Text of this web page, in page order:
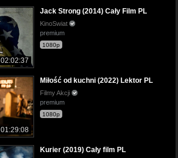
02:02:37
Jack Strong (2014) Cały Film PL
KinoSwiat
premium
1080p
01:29:08
Miłość od kuchni (2022) Lektor PL
Filmy Akcji
premium
1080p
Kurier (2019) Cały film PL